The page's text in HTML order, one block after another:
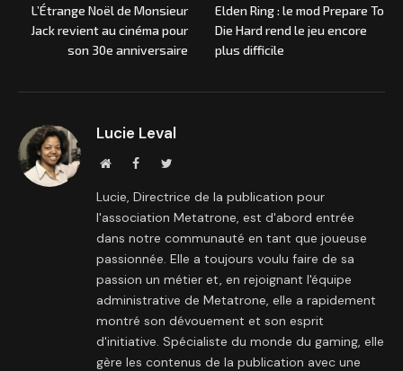
L’Étrange Noël de Monsieur
Jack revient au cinéma pour
son 30e anniversaire
Elden Ring : le mod Prepare To
Die Hard rend le jeu encore
plus difficile
Lucie Leval
Site
FacebookTwitter
Lucie, Directrice de la publication pour
l'association Metatrone, est d'abord entrée
dans notre communauté en tant que joueuse
passionnée. Elle a toujours voulu faire de sa
passion un métier et, en rejoignant l'équipe
administrative de Metatrone, elle a rapidement
montré son dévouement et son esprit
d'initiative. Spécialiste du monde du gaming, elle
gère les contenus de la publication avec une